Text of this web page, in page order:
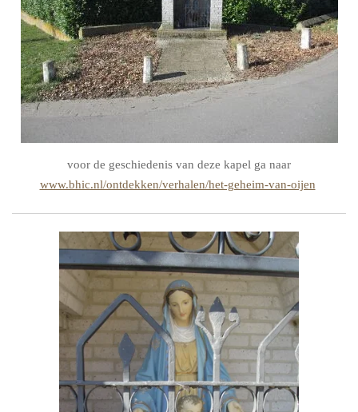
voor de geschiedenis van deze kapel ga naar
www.bhic.nl/ontdekken/verhalen/het-geheim-van-oijen